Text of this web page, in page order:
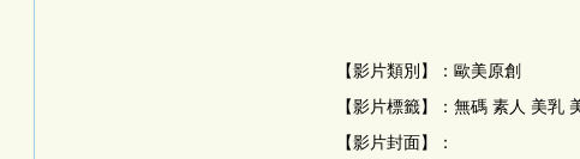
【影片類別】：歐美原創
【影片標籤】：無碼 素人 美乳
【影片封面】：